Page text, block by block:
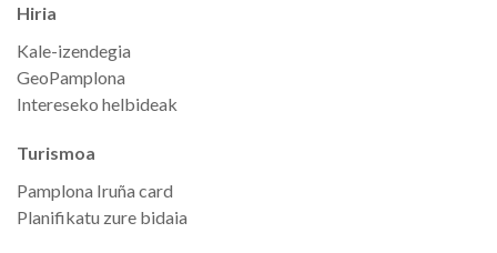
Hiria
Kale-izendegia
GeoPamplona
Intereseko helbideak
Turismoa
Pamplona Iruña card
Planifikatu zure bidaia